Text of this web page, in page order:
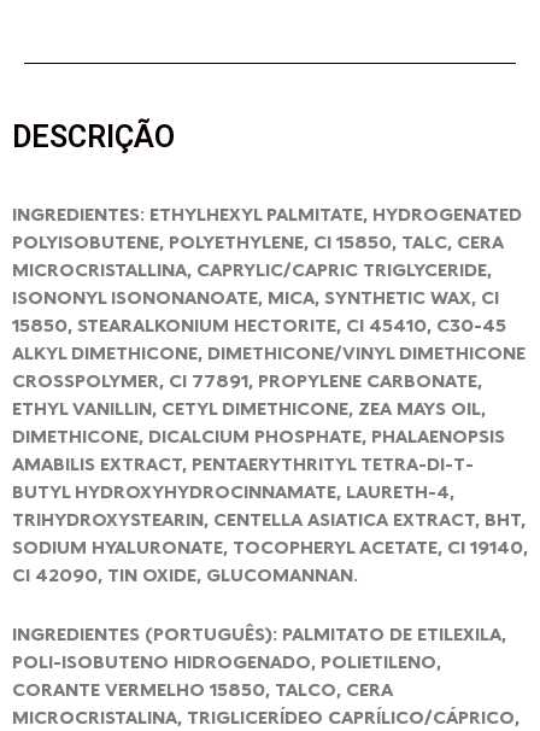
DESCRIÇÃO
INGREDIENTES: ETHYLHEXYL PALMITATE, HYDROGENATED
POLYISOBUTENE, POLYETHYLENE, CI 15850, TALC, CERA
MICROCRISTALLINA, CAPRYLIC/CAPRIC TRIGLYCERIDE,
ISONONYL ISONONANOATE, MICA, SYNTHETIC WAX, CI
15850, STEARALKONIUM HECTORITE, CI 45410, C30-45
ALKYL DIMETHICONE, DIMETHICONE/VINYL DIMETHICONE
CROSSPOLYMER, CI 77891, PROPYLENE CARBONATE,
ETHYL VANILLIN, CETYL DIMETHICONE, ZEA MAYS OIL,
DIMETHICONE, DICALCIUM PHOSPHATE, PHALAENOPSIS
AMABILIS EXTRACT, PENTAERYTHRITYL TETRA-DI-T-
BUTYL HYDROXYHYDROCINNAMATE, LAURETH-4,
TRIHYDROXYSTEARIN, CENTELLA ASIATICA EXTRACT, BHT,
SODIUM HYALURONATE, TOCOPHERYL ACETATE, CI 19140,
CI 42090, TIN OXIDE, GLUCOMANNAN.
INGREDIENTES (PORTUGUÊS): PALMITATO DE ETILEXILA,
POLI-ISOBUTENO HIDROGENADO, POLIETILENO,
CORANTE VERMELHO 15850, TALCO, CERA
MICROCRISTALINA, TRIGLICERÍDEO CAPRÍLICO/CÁPRICO,